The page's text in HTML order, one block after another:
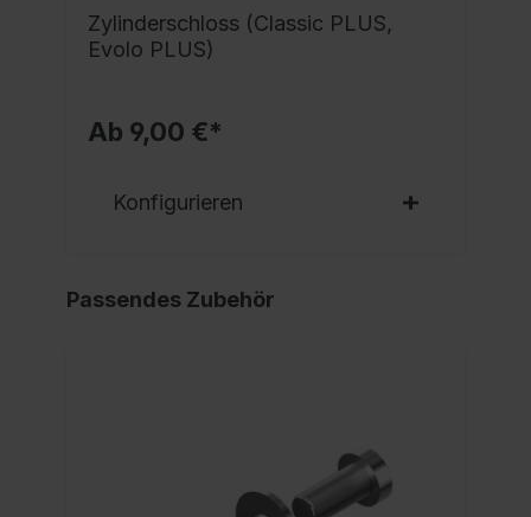
Zylinderschloss (Classic PLUS,
Evolo PLUS)
Ab 9,00 €*
Konfigurieren
Passendes Zubehör